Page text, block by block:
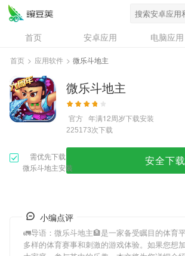
首页 安卓应用 电脑应用
资讯
专题
问答
首页 > 应用软件 > 微乐斗地主
微乐斗地主
官方 年满12周岁下载安装
225173次下载
需优先下载
微乐斗地主安装
安全下载
小编点评
🚛导语： 微乐斗地主🏦是一家备受瞩目的体育
多样的体育赛事和刺激的游戏体验。如果您想